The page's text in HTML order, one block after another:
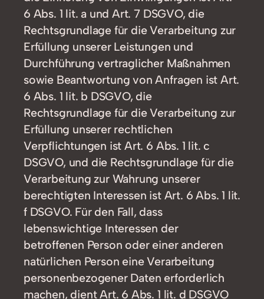
6 Abs. 1 lit. a und Art. 7 DSGVO, die
Rechtsgrundlage für die Verarbeitung zur
Erfüllung unserer Leistungen und
Durchführung vertraglicher Maßnahmen
sowie Beantwortung von Anfragen ist Art.
6 Abs. 1 lit. b DSGVO, die
Rechtsgrundlage für die Verarbeitung zur
Erfüllung unserer rechtlichen
Verpflichtungen ist Art. 6 Abs. 1 lit. c
DSGVO, und die Rechtsgrundlage für die
Verarbeitung zur Wahrung unserer
berechtigten Interessen ist Art. 6 Abs. 1 lit.
f DSGVO. Für den Fall, dass
lebenswichtige Interessen der
betroffenen Person oder einer anderen
natürlichen Person eine Verarbeitung
personenbezogener Daten erforderlich
machen, dient Art. 6 Abs. 1 lit. d DSGVO